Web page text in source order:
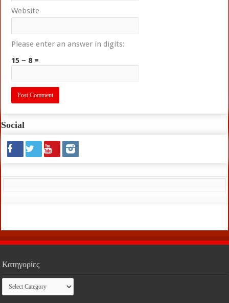
Website
Please enter an answer in digits:
15 − 8 =
Social
Κατηγορίες
Κατηγορίες